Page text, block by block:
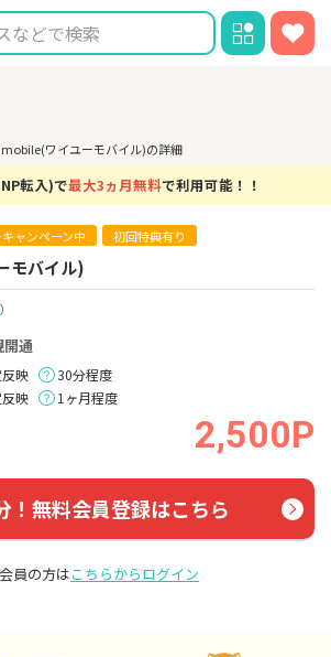
ワイユーモバイル)の詳細
転入)で最大3ヵ月無料で利用可能！！
ャンペーン中 初回特典有り
モバイル)
）
開通
映
30分程度
映
1ヶ月程度
2,500P
！無料会員登録はこちら
員の方はこちらからログイン